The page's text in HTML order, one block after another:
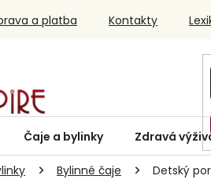
a platba Kontakty
Čaje a bylinky Zdravá
Bylinné čaje Detský